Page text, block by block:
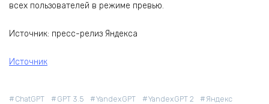
всех пользователей в режиме превью.
Источник: пресс-релиз Яндекса
Источник
ChatGPT GPT 3.5 YandexGPT YandexGPT 2 Яндекс